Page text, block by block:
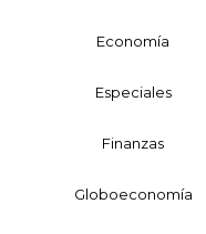
Economía
Especiales
Finanzas
Globoeconomía